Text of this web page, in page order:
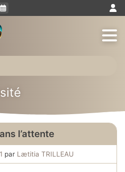
l’attente
par Lætitia TRILLEAU